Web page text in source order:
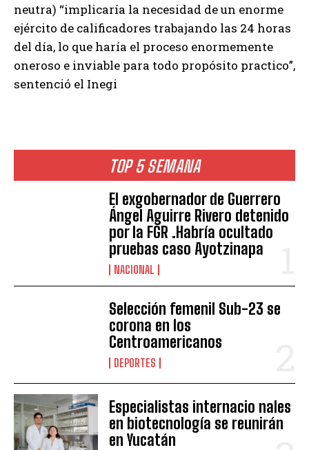
TOP 5 SEMANA
El exgobernador de Guerrero
Ángel Aguirre Rivero detenido
por la FGR .Habría ocultado
pruebas caso Ayotzinapa
NACIONAL
Selección femenil Sub-23 se
corona en los
Centroamericanos
DEPORTES
Especialistas internacio nales
en biotecnología se reunirán
en Yucatán
neutra) “implicaría la necesidad de un enorme
ejército de calificadores trabajando las 24 horas
del día, lo que haría el proceso enormemente
oneroso e inviable para todo propósito practico”,
sentenció el Inegi